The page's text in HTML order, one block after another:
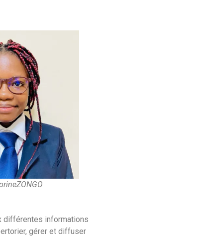
différentes informations
gérer et diffuser